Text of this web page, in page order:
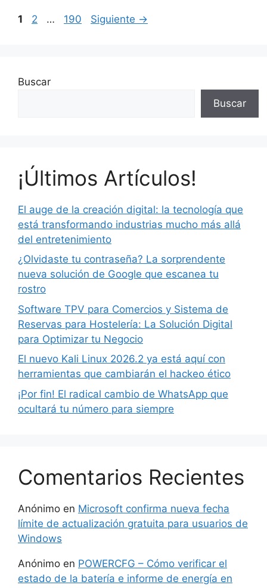
Página
1 Página
2 … Página
190 Siguiente →
Buscar
Buscar
¡Últimos Artículos!
El auge de la creación digital: la tecnología que
está transformando industrias mucho más allá
del entretenimiento
¿Olvidaste tu contraseña? La sorprendente
nueva solución de Google que escanea tu
rostro
Software TPV para Comercios y Sistema de
Reservas para Hostelería: La Solución Digital
para Optimizar tu Negocio
El nuevo Kali Linux 2026.2 ya está aquí con
herramientas que cambiarán el hackeo ético
¡Por fin! El radical cambio de WhatsApp que
ocultará tu número para siempre
Comentarios Recientes
Anónimo en Microsoft confirma nueva fecha
límite de actualización gratuita para usuarios de
Windows
Anónimo en POWERCFG – Cómo verificar el
estado de la batería e informe de energía en